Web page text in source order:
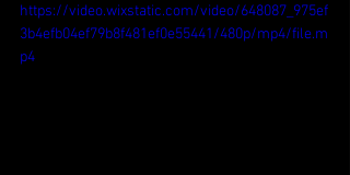
https://video.wixstatic.com/video/648087_975ef
3b4efb04ef79b8f481ef0e55441/480p/mp4/file.m
p4